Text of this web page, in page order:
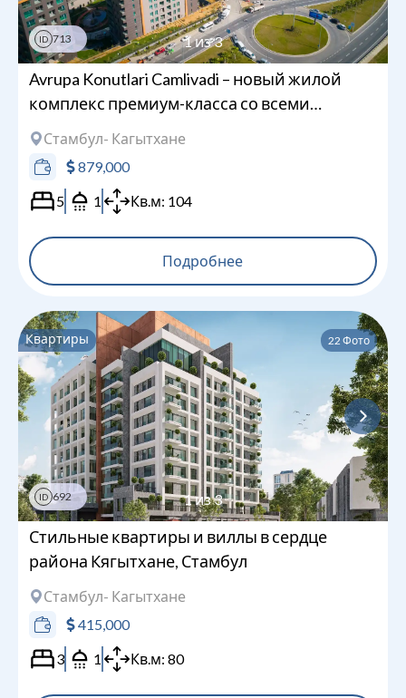
ID 713 1из3
Avrupa Konutlari Camlivadi – новый жилой
комплекс премиум-класса со всеми
удобствами
Стамбул- Кагытхане
879,000
5
1 Кв.м: 104
Подробнее
Квартиры 22 Фото
ID 692 1из3
Стильные квартиры и виллы в сердце
района Кягытхане, Стамбул
Стамбул- Кагытхане
415,000
3
1 Кв.м: 80